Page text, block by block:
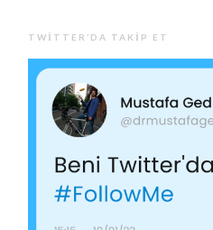
TWITTER’DA TAKIP ET